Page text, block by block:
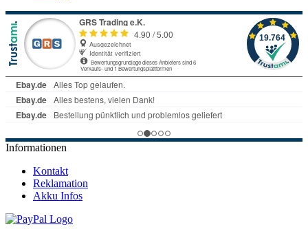
Informationen
Kontakt
Reklamation
Akku Infos